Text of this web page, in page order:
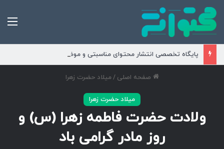
پایگاه تخصصی انتشار محتوای مناسبتی و موضوعی
صفحه اصلی /میلاد حضرت زهرا
میلاد حضرت زهرا
ولادت حضرت فاطمه زهرا (س) و
روز مادر گرامی باد